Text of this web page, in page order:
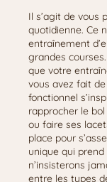
Il s’agit de vous
quotidienne. Ce
entraînement
grandes
que votre
vous avez fait
fonctionnel
rapprocher le
ou faire ses
place pour
unique qui
n’insisterons
entre les types